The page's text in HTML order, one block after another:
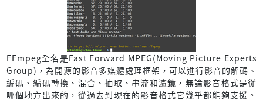
FFmpeg全名是Fast Forward MPEG(Moving Picture Experts
Group)，為開源的影音多媒體處理框架，可以進行影音的解碼、
編碼、編碼轉換、混合、抽取、串流和濾鏡，無論影音格式是從
哪個地方出來的，從過去到現在的影音格式它幾乎都能夠支援。